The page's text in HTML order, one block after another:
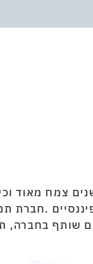
צמח מאוד
.חברת
שותף בחברה,